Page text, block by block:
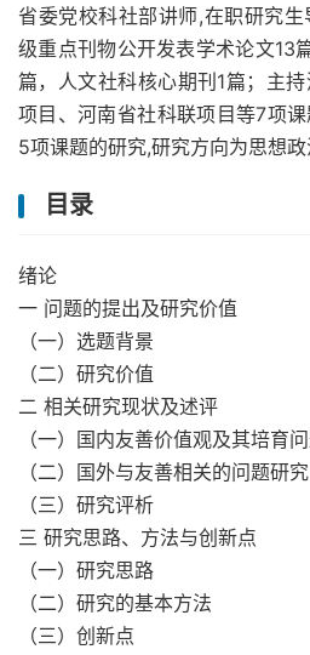
省委党校科社部讲师,在职研究
级重点刊物公开发表学术论文13
篇，人文社科核心期刊1篇；主
项目、河南省社科联项目等7项
5项课题的研究,研究方向为思想政
目录
绪论
一 问题的提出及研究价值
（一）选题背景
（二）研究价值
二 相关研究现状及述评
（一）国内友善价值观及其培育
（二）国外与友善相关的问题研究
（三）研究评析
三 研究思路、方法与创新点
（一）研究思路
（二）研究的基本方法
（三）创新点